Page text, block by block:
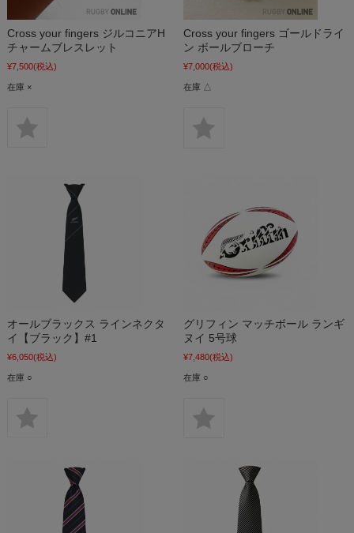
Cross your fingers ジルコニアH
チャームブレスレット
¥7,500(税込)
在庫 ×
Cross your fingers ゴールドライ
ン ボールブローチ
¥7,000(税込)
在庫 △
オールブラックス ラインネクタ
イ【ブラック】#1
¥6,050(税込)
在庫 ○
グリフィン マッチボール ランギ
ヌイ 5号球
¥7,480(税込)
在庫 ○